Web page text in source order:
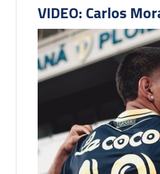
VIDEO: Carlos